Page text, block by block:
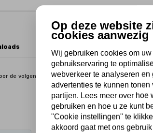
de volgende modellen:
Op deze website
cookies aanwezig
Wij gebruiken cookies om uw
gebruikservaring te
webverkeer te analyseren en
advertenties te kunnen tonen
partijen. Lees meer over hoe
gebruiken en hoe u ze kunt
"Cookie instellingen" te
akkoord gaat met ons